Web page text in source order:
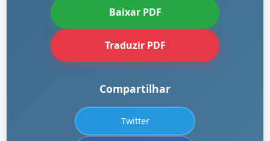
Baixar PDF
Traduzir PDF
Compartilhar
Twitter